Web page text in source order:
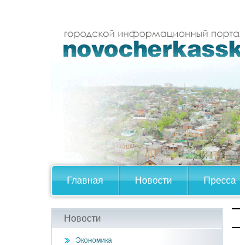
Главная Новости Пресса
Новости
Экономика